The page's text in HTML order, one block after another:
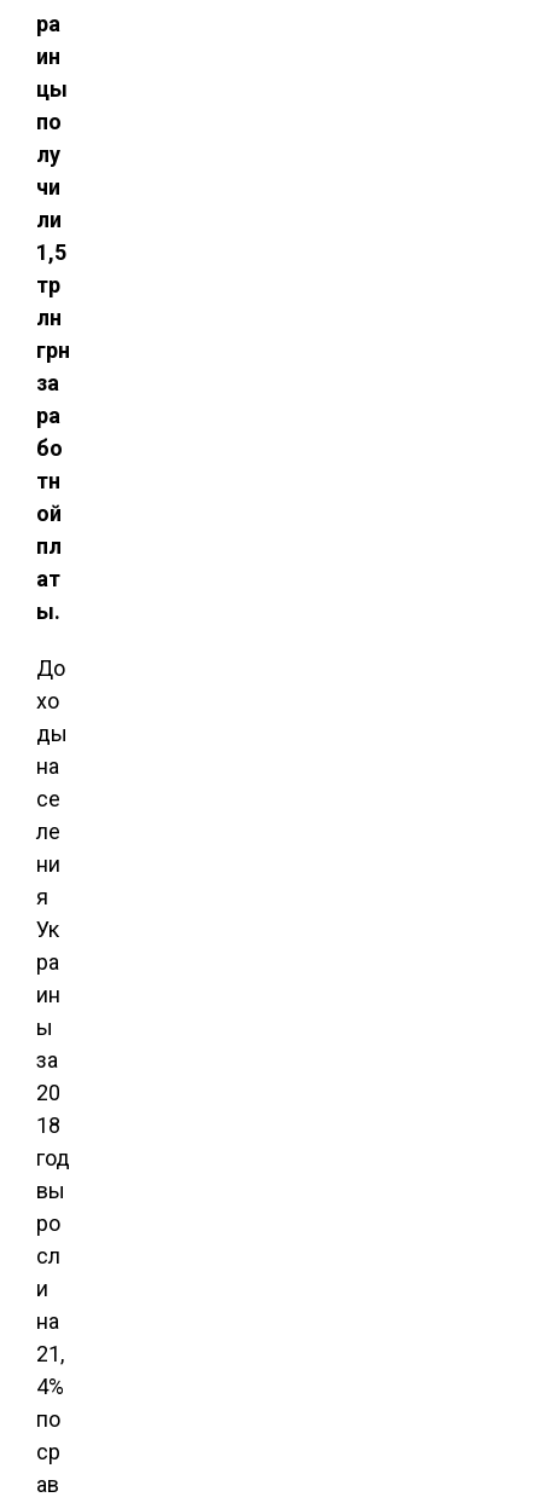
ра
ин
цы
по
лу
чи
ли
1,5
тр
лн
грн
за
ра
бо
тн
ой
пл
ат
ы.
До
хо
ды
на
се
ле
ни
я
Ук
ра
ин
ы
за
20
18
год
вы
ро
сл
и
на
21,
4%
по
ср
ав